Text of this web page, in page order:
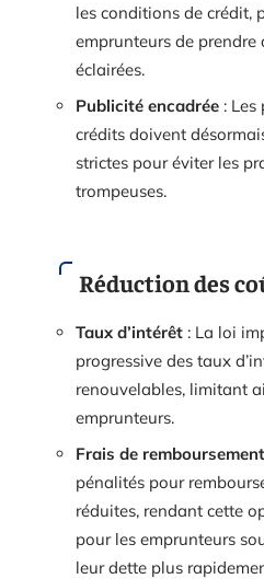
les conditions de crédit,
emprunteurs de prendre
éclairées.
Publicité encadrée :
crédits doivent
strictes pour éviter les
trompeuses.
Réduction des
Taux d’intérêt : La loi
progressive des taux
renouvelables, limitant
emprunteurs.
Frais de
pénalités pour
réduites, rendant cette
pour les emprunteurs
leur dette plus